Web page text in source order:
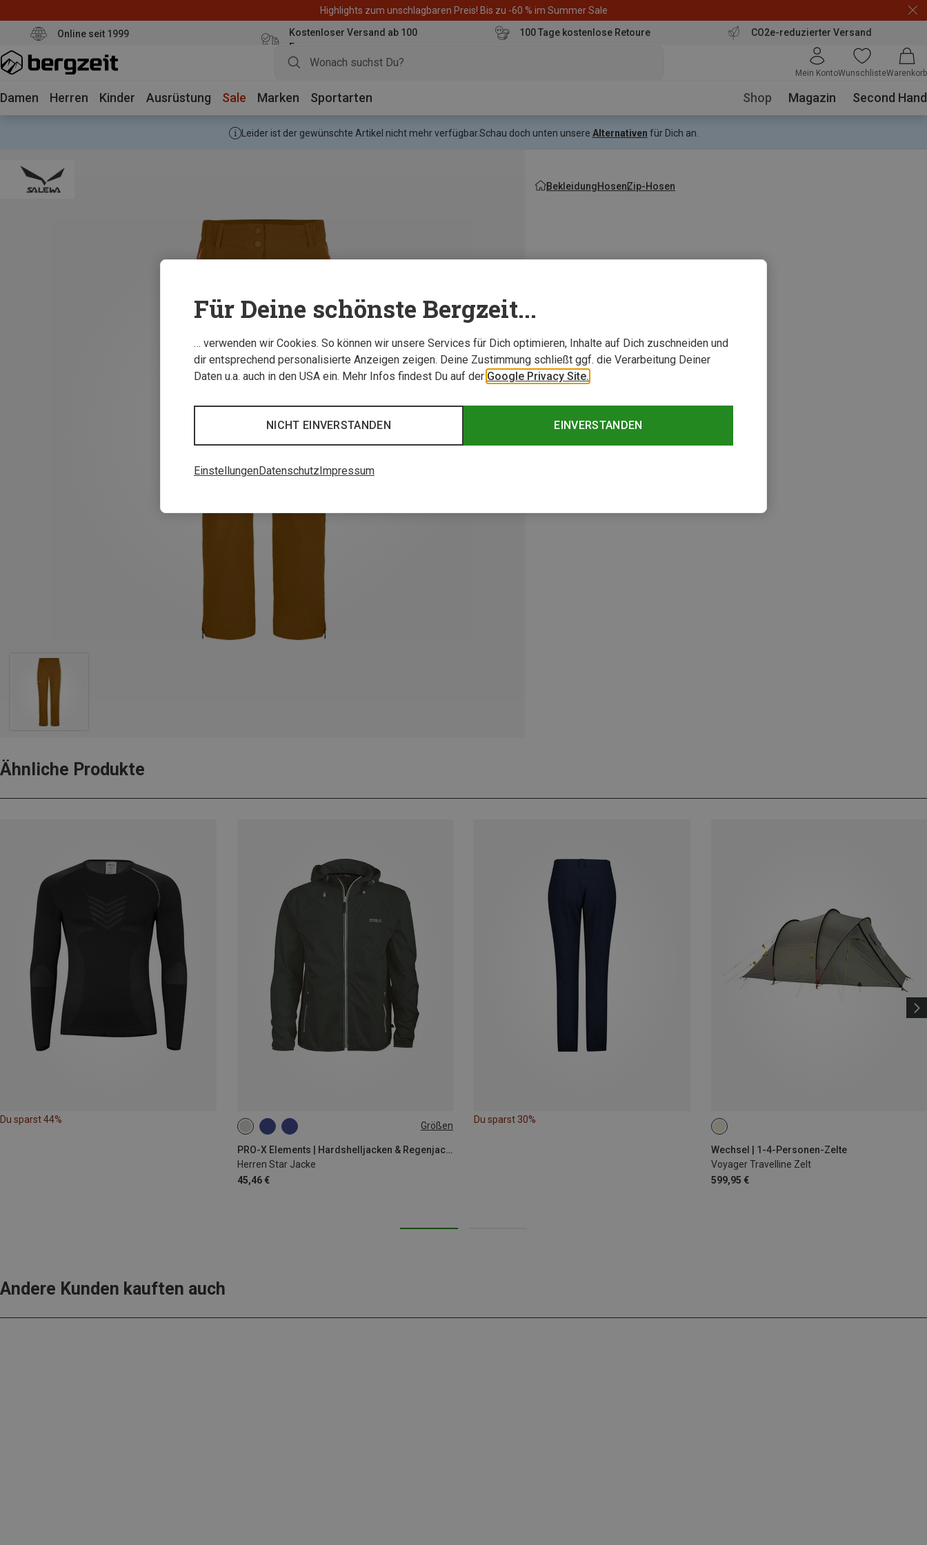
Highlights zum unschlagbaren Preis! Bis zu -60 % im Summer Sale
Online seit 1999
Kostenloser Versand ab 100
Euro
100 Tage kostenlose Retoure CO2e-reduzierter Versand
Mein KontoWunschlisteWarenkorb
Damen Herren Kinder Ausrüstung Sale Marken Sportarten Shop Magazin Second Hand
Leider ist der gewünschte Artikel nicht mehr verfügbar.Schau doch unten unsere Alternativen für Dich an.
BekleidungHosenZip-Hosen
Ähnliche Produkte
Du sparst 44%
Größen
PRO-X Elements | Hardshelljacken & Regenjacken
Herren Star Jacke
45,46 €
M XL
Du sparst 30%
Wechsel | 1-4-Personen-Zelte
Voyager Travelline Zelt
599,95 €
Andere Kunden kauften auch
Für Deine schönste Bergzeit...
… verwenden wir Cookies. So können wir unsere Services für Dich optimieren, Inhalte auf Dich zuschneiden und
dir entsprechend personalisierte Anzeigen zeigen. Deine Zustimmung schließt ggf. die Verarbeitung Deiner
Daten u.a. auch in den USA ein. Mehr Infos findest Du auf der Google Privacy Site.
EINVERSTANDEN
NICHT EINVERSTANDEN
EinstellungenDatenschutzImpressum